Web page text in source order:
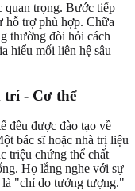
quan trọng. Bước tiếp
hỗ trợ phù hợp. Chữa
thường đòi hỏi cách
hiểu mối liên hệ sâu
trí - Cơ thể
đều được đào tạo về
bác sĩ hoặc nhà trị liệu
triệu chứng thể chất
Họ lắng nghe với sự
là "chỉ do tưởng tượng."